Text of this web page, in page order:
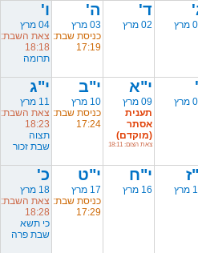
ד'
02 מרץ
ה'
03 מרץ
כניסת שבת:
17:19
ו'
04 מרץ
צאת השבת:
18:18
תרומה
י"א
09 מרץ
תענית
אסתר
(מוקדם)
צאת הצום: 18:11
י"ב
10 מרץ
כניסת שבת:
17:24
י"ג
11 מרץ
צאת השבת:
18:23
תצוה
שבת זכור
י"ח
16 מרץ
י"ט
17 מרץ
כניסת שבת:
17:29
כ'
18 מרץ
צאת השבת:
18:28
כי תשא
שבת פרה